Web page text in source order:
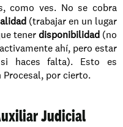
como ves. No se cobra
(trabajar en un lugar
tener disponibilidad (no
ahí, pero estar
haces falta). Esto es
por cierto.
Judicial